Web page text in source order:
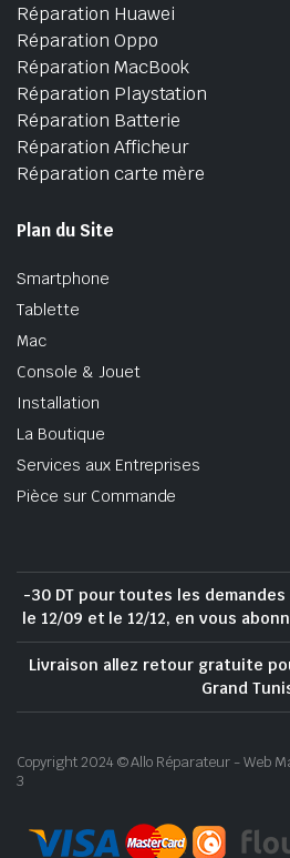
Réparation Huawei
Réparation Oppo
Réparation MacBook
Réparation Playstation
Réparation Batterie
Réparation Afficheur
Réparation carte mère
Plan du Site
Smartphone
Tablette
Mac
Console & Jouet
Installation
La Boutique
Services aux Entreprises
Pièce sur Commande
-30 DT pour toutes les
le 12/09 et le 12/12, en vous
Livraison allez retour gratuite
Grand
Copyright 2024 © Allo Réparateur - Web
3